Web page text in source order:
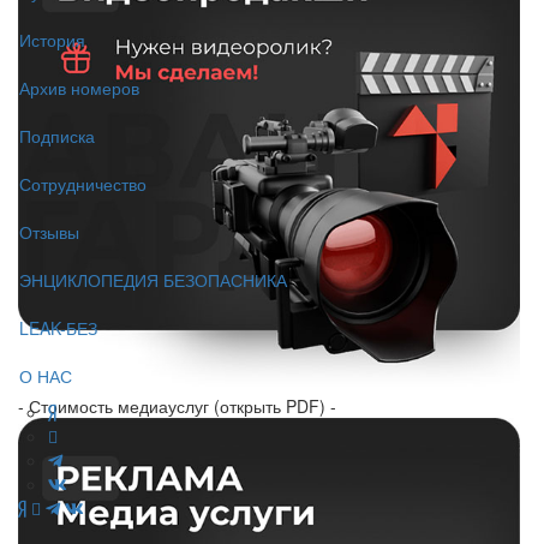
История
Архив номеров
Подписка
Сотрудничество
Отзывы
ЭНЦИКЛОПЕДИЯ БЕЗОПАСНИКА
LEAK-БЕЗ
О НАС
- Стоимость медиауслуг (открыть PDF) -